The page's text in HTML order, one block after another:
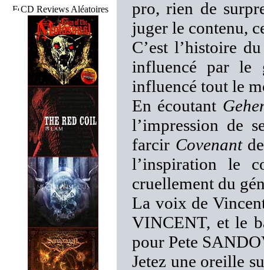
CD Reviews Aléatoires
pro, rien de
juger le contenu,
C’est l’histoire
influencé par le
influencé tout le
En écoutant
l’impression de
farcir Covenant
l’inspiration le
cruellement du
La voix de
VINCENT, et le
pour Pete
Jetez une oreille